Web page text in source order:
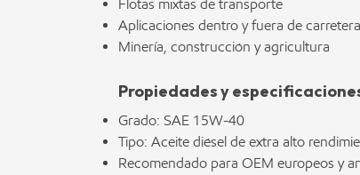
Flotas mixtas de transporte
Aplicaciones dentro y fuera de carretera
Minería, construcción y agricultura
Propiedades y
Grado: SAE 15W-40
Tipo: Aceite diésel de extra alto
Recomendado para OEM europeos y